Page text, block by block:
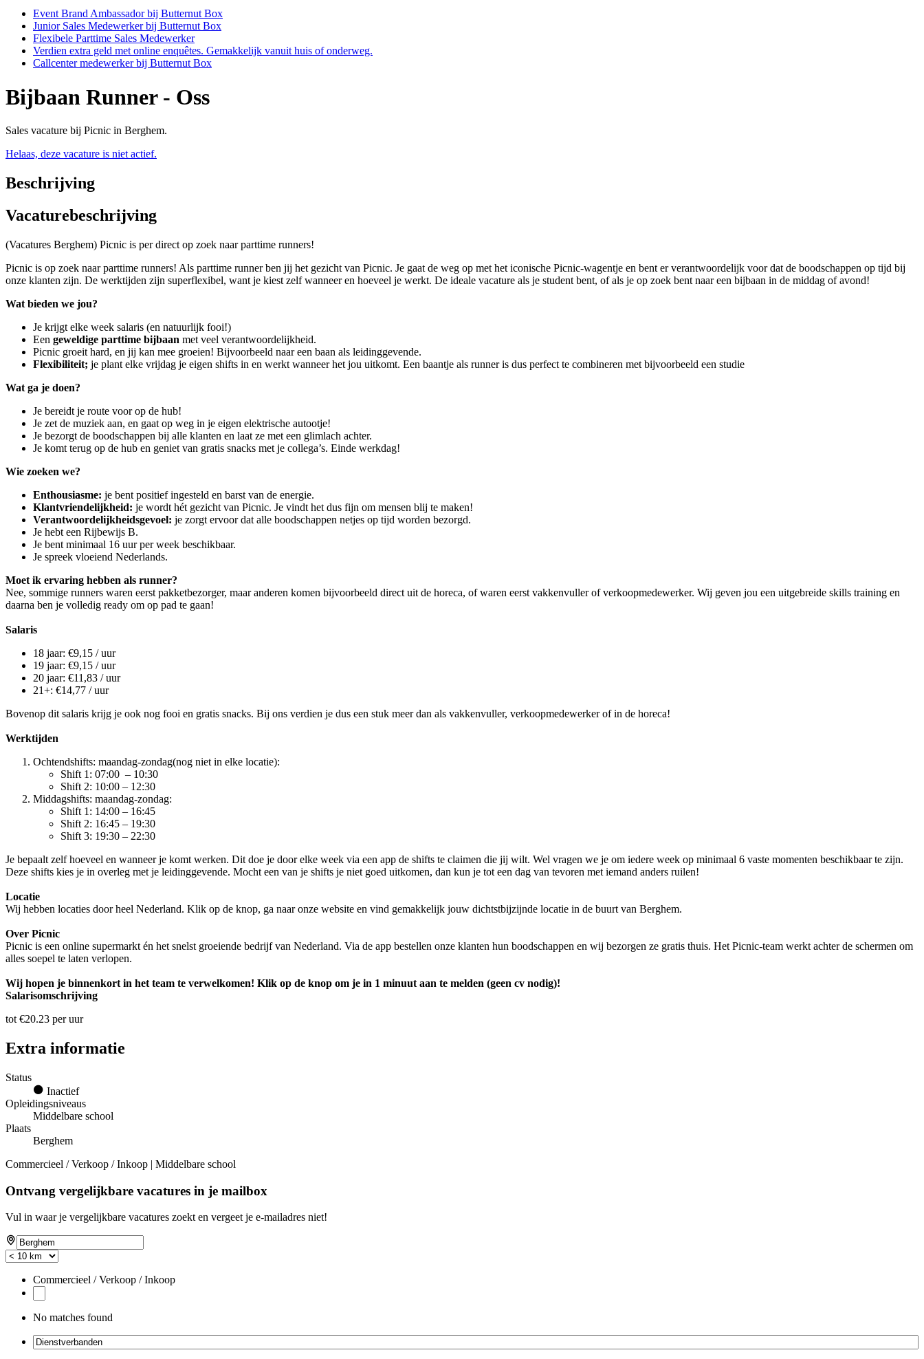
Event Brand Ambassador bij Butternut Box
Junior Sales Medewerker bij Butternut Box
Flexibele Parttime Sales Medewerker
Verdien extra geld met online enquêtes. Gemakkelijk vanuit huis of onderweg.
Callcenter medewerker bij Butternut Box
Bijbaan Runner - Oss
Sales vacature bij Picnic in Berghem.
Helaas, deze vacature is niet actief.
Beschrijving
Vacaturebeschrijving
(Vacatures Berghem) Picnic is per direct op zoek naar parttime runners!
Picnic is op zoek naar parttime runners! Als parttime runner ben jij het gezicht van Picnic. Je gaat de weg op met het iconische Picnic-wagentje en bent er verantwoordelijk voor dat de boodschappen op tijd bij
onze klanten zijn. De werktijden zijn superflexibel, want je kiest zelf wanneer en hoeveel je werkt. De ideale vacature als je student bent, of als je op zoek bent naar een bijbaan in de middag of avond!
Wat bieden we jou?
Je krijgt elke week salaris (en natuurlijk fooi!)
Een geweldige parttime bijbaan met veel verantwoordelijkheid.
Picnic groeit hard, en jij kan mee groeien! Bijvoorbeeld naar een baan als leidinggevende.
Flexibiliteit; je plant elke vrijdag je eigen shifts in en werkt wanneer het jou uitkomt. Een baantje als runner is dus perfect te combineren met bijvoorbeeld een studie
Wat ga je doen?
Je bereidt je route voor op de hub!
Je zet de muziek aan, en gaat op weg in je eigen elektrische autootje!
Je bezorgt de boodschappen bij alle klanten en laat ze met een glimlach achter.
Je komt terug op de hub en geniet van gratis snacks met je collega’s. Einde werkdag!
Wie zoeken we?
Enthousiasme: je bent positief ingesteld en barst van de energie.
Klantvriendelijkheid: je wordt hét gezicht van Picnic. Je vindt het dus fijn om mensen blij te maken!
Verantwoordelijkheidsgevoel: je zorgt ervoor dat alle boodschappen netjes op tijd worden bezorgd.
Je hebt een Rijbewijs B.
Je bent minimaal 16 uur per week beschikbaar.
Je spreek vloeiend Nederlands.
Moet ik ervaring hebben als runner?
Nee, sommige runners waren eerst pakketbezorger, maar anderen komen bijvoorbeeld direct uit de horeca, of waren eerst vakkenvuller of verkoopmedewerker. Wij geven jou een uitgebreide skills training en
daarna ben je volledig ready om op pad te gaan!
Salaris
18 jaar: €9,15 / uur
19 jaar: €9,15 / uur
20 jaar: €11,83 / uur
21+: €14,77 / uur
Bovenop dit salaris krijg je ook nog fooi en gratis snacks. Bij ons verdien je dus een stuk meer dan als vakkenvuller, verkoopmedewerker of in de horeca!
Werktijden
Ochtendshifts: maandag-zondag(nog niet in elke locatie):
Shift 1: 07:00 – 10:30
Shift 2: 10:00 – 12:30
Middagshifts: maandag-zondag:
Shift 1: 14:00 – 16:45
Shift 2: 16:45 – 19:30
Shift 3: 19:30 – 22:30
Je bepaalt zelf hoeveel en wanneer je komt werken. Dit doe je door elke week via een app de shifts te claimen die jij wilt. Wel vragen we je om iedere week op minimaal 6 vaste momenten beschikbaar te zijn.
Deze shifts kies je in overleg met je leidinggevende. Mocht een van je shifts je niet goed uitkomen, dan kun je tot een dag van tevoren met iemand anders ruilen!
Locatie
Wij hebben locaties door heel Nederland. Klik op de knop, ga naar onze website en vind gemakkelijk jouw dichtstbijzijnde locatie in de buurt van Berghem.
Over Picnic
Picnic is een online supermarkt én het snelst groeiende bedrijf van Nederland. Via de app bestellen onze klanten hun boodschappen en wij bezorgen ze gratis thuis. Het Picnic-team werkt achter de schermen om
alles soepel te laten verlopen.
Wij hopen je binnenkort in het team te verwelkomen! Klik op de knop om je in 1 minuut aan te melden (geen cv nodig)!
Salarisomschrijving
tot €20.23 per uur
Extra informatie
Status
Inactief
Opleidingsniveaus
Middelbare school
Plaats
Berghem
Commercieel / Verkoop / Inkoop | Middelbare school
Ontvang vergelijkbare vacatures in je mailbox
Vul in waar je vergelijkbare vacatures zoekt en vergeet je e-mailadres niet!
Commercieel / Verkoop / Inkoop
No matches found